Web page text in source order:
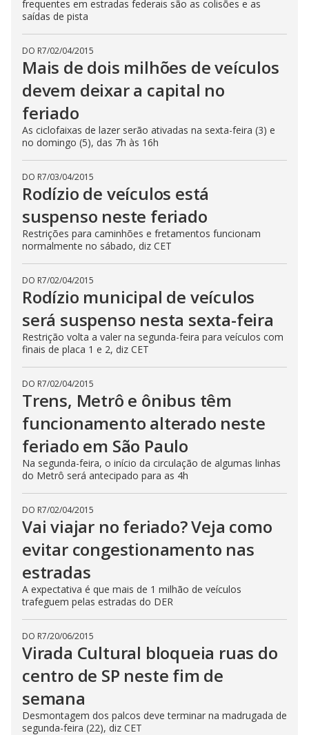
frequentes em estradas federais são as colisões e as
saídas de pista
DO R7/02/04/2015
Mais de dois milhões de veículos
devem deixar a capital no
feriado
As ciclofaixas de lazer serão ativadas na sexta-feira (3) e
no domingo (5), das 7h às 16h
DO R7/03/04/2015
Rodízio de veículos está
suspenso neste feriado
Restrições para caminhões e fretamentos funcionam
normalmente no sábado, diz CET
DO R7/02/04/2015
Rodízio municipal de veículos
será suspenso nesta sexta-feira
Restrição volta a valer na segunda-feira para veículos com
finais de placa 1 e 2, diz CET
DO R7/02/04/2015
Trens, Metrô e ônibus têm
funcionamento alterado neste
feriado em São Paulo
Na segunda-feira, o início da circulação de algumas linhas
do Metrô será antecipado para as 4h
DO R7/02/04/2015
Vai viajar no feriado? Veja como
evitar congestionamento nas
estradas
A expectativa é que mais de 1 milhão de veículos
trafeguem pelas estradas do DER
DO R7/20/06/2015
Virada Cultural bloqueia ruas do
centro de SP neste fim de
semana
Desmontagem dos palcos deve terminar na madrugada de
segunda-feira (22), diz CET